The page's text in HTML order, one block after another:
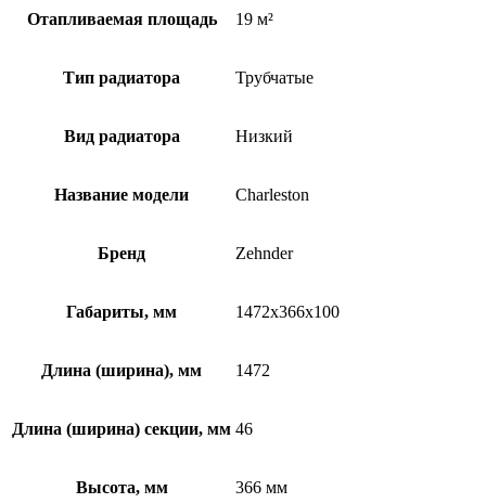
Отапливаемая площадь 19 м²
Тип радиатора Трубчатые
Вид радиатора Низкий
Название модели Charleston
Бренд Zehnder
Габариты, мм 1472x366x100
Длина (ширина), мм 1472
Длина (ширина) секции, мм 46
Высота, мм 366 мм